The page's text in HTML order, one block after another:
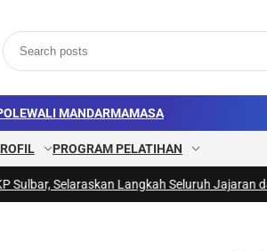
MANDARMAMASA
PROGRAM PELATIHAN
Langkah Seluruh Jajaran dalam